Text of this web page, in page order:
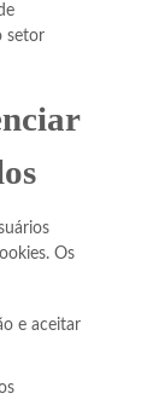
setor
Os
e aceitar